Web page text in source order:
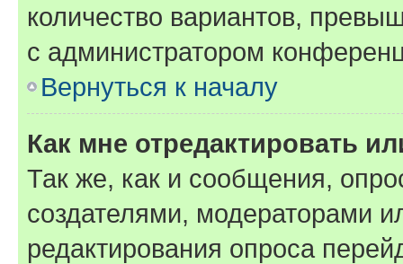
количество вариантов,
с администратором
Вернуться к началу
Как мне отредактировать
Так же, как и сообщения,
создателями, модераторами
редактирования опроса